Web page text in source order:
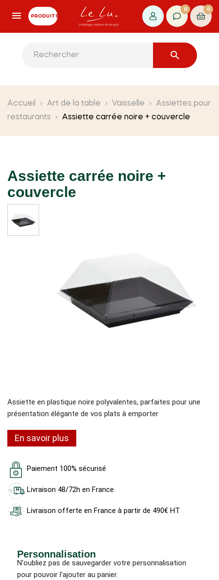
PRODUITS
0 0

Accueil Art de la table Vaisselle
Assiettes pour
restaurants
Assiette carrée noire + couvercle
Assiette carrée noire +
couvercle
Assiette en plastique noire polyvalentes, parfaites pour une
présentation élégante de vos plats à emporter
En savoir plus
Paiement 100% sécurisé
Livraison 48/72h en France
Livraison offerte en France à partir de 490€ HT
Personnalisation
N'oubliez pas de sauvegarder votre personnalisation
pour pouvoir l'ajouter au panier.